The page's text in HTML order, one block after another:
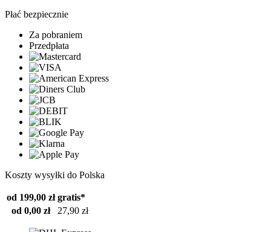
Płać bezpiecznie
Za pobraniem
Przedpłata
Koszty wysyłki do Polska
od 199,00 zł gratis*
od 0,00 zł
27,90 zł